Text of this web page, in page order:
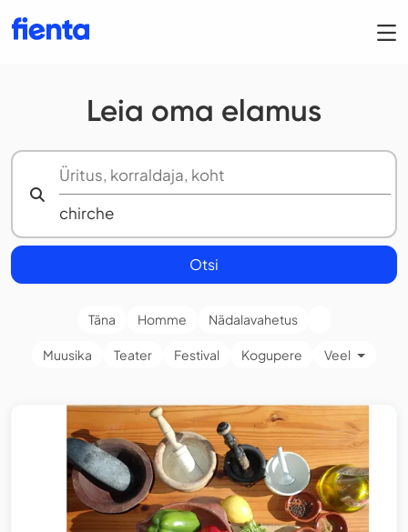
Leia oma elamus
Otsi
Täna Homme Nädalavahetus
Muusika Teater Festival Kogupere Veel